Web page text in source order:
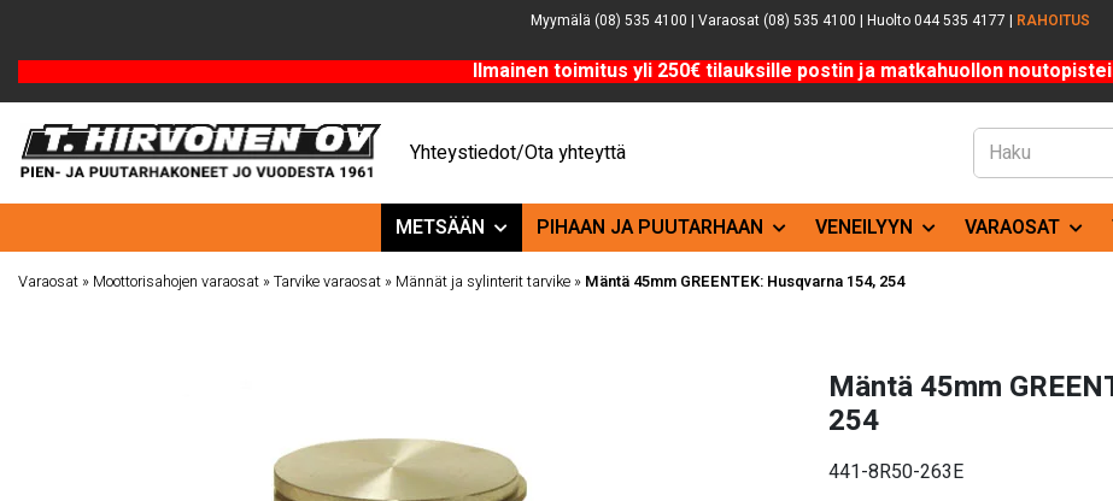
Myymälä (08) 535 4100 | Varaosat (08) 535 4100 | Huolto 044 535 4177 | RAHOITUS
Ilmainen toimitus yli 250€ tilauksille postin ja matkahuollon
Yhteystiedot/Ota yhteyttä
METSÄÄN PIHAAN JA PUUTARHAAN VENEILYYN VARAOSAT
Varaosat » Moottorisahojen varaosat »Tarvike varaosat » Männät ja sylinterit tarvike » Mäntä 45mm GREENTEK: Husqvarna 154, 254
Mäntä 45mm
254
441-8R50-263E